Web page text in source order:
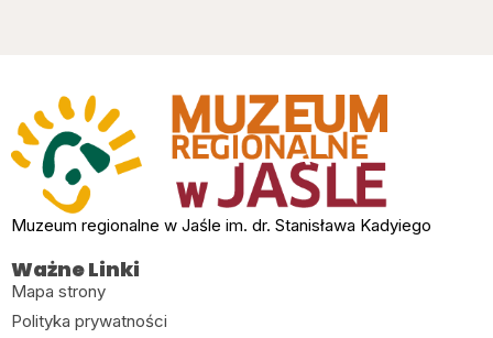
Muzeum regionalne w Jaśle im. dr. Stanisława Kadyiego
Ważne Linki
Mapa strony
Polityka prywatności